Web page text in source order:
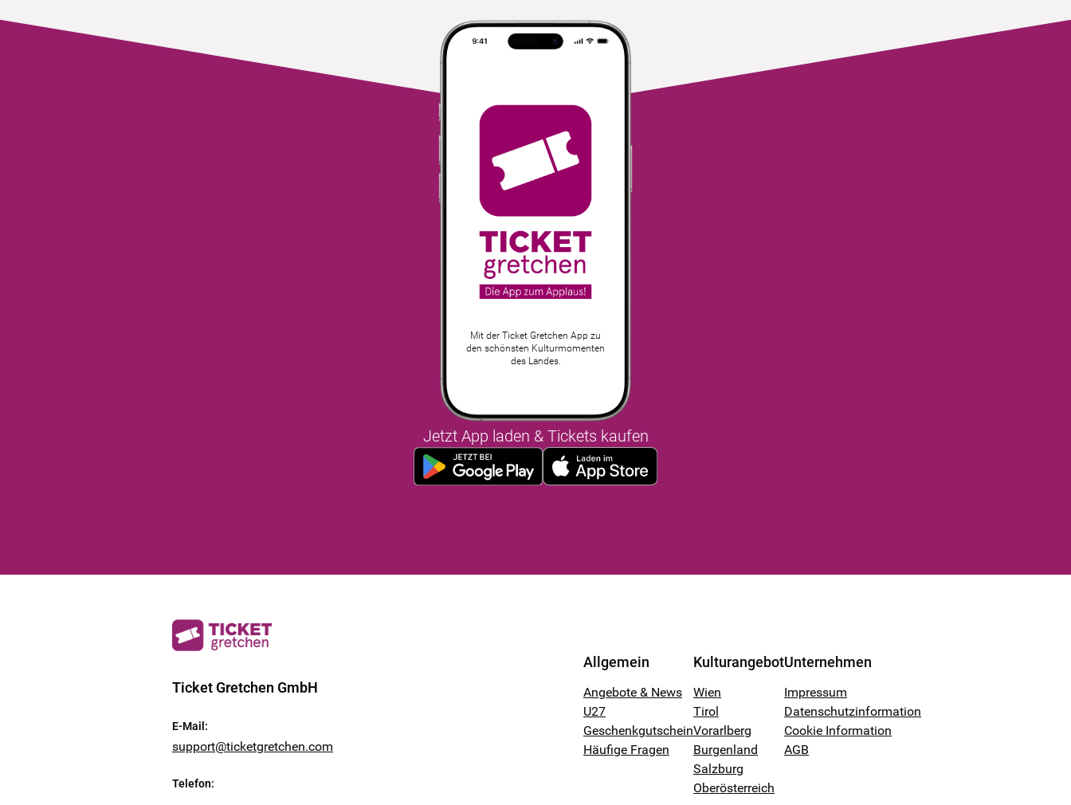
Mit der Ticket Gretchen App zu
den schönsten Kulturmomenten
des Landes.
Jetzt App laden & Tickets kaufen
Ticket Gretchen GmbH
E-Mail :
support@ticketgretchen.com
Telefon:
Allgemein
Angebote & News
U27
Geschenkgutschein
Häufige Fragen
Kulturangebot
Wien
Tirol
Vorarlberg
Burgenland
Salzburg
Oberösterreich
Unternehmen
Impressum
Datenschutzinformation
Cookie Information
AGB